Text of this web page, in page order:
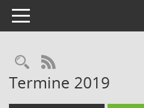
Toggle navigation
Rechercheauswahl
RSS-Feed
Termine 2019